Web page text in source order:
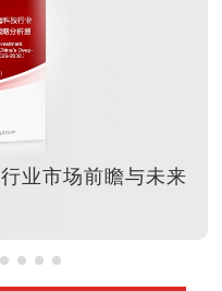
行业市场前瞻与未来